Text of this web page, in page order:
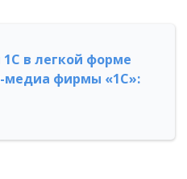
в легкой форме
медиа фирмы «1С»: